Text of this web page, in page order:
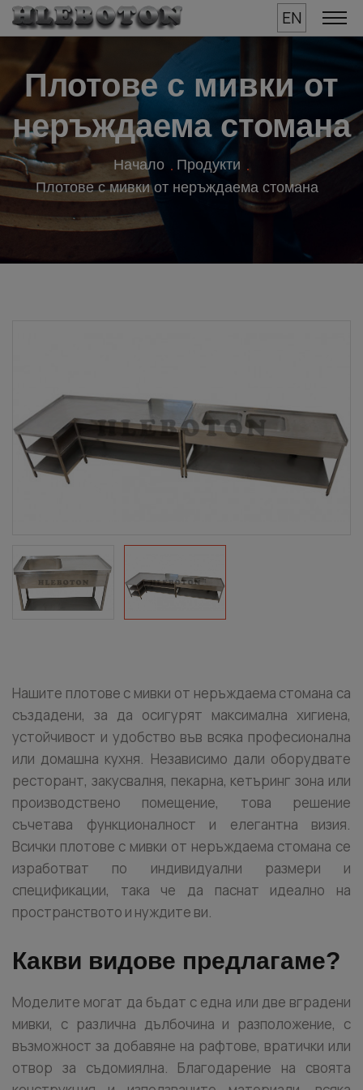
EN
Плотове с мивки от
неръждаема стомана
Начало
Продукти
Плотове с мивки от неръждаема стомана
Нашите плотове с мивки от неръждаема стомана са
създадени, за да осигурят максимална хигиена,
устойчивост и удобство във всяка професионална
или домашна кухня. Независимо дали оборудвате
ресторант, закусвалня, пекарна, кетъринг зона или
производствено помещение, това решение
съчетава функционалност и елегантна визия.
Всички плотове с мивки от неръждаема стомана се
изработват по индивидуални размери и
спецификации, така че да паснат идеално на
пространството и нуждите ви.
Какви видове предлагаме?
Моделите могат да бъдат с една или две вградени
мивки, с различна дълбочина и разположение, с
възможност за добавяне на рафтове, вратички или
отвор за съдомиялна. Благодарение на своята